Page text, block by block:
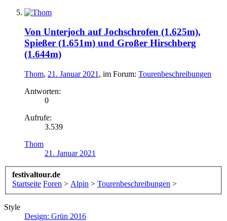
Von Unterjoch auf Jochschrofen (1.625m),
Spießer (1.651m) und Großer Hirschberg
(1.644m)
Thom, 21. Januar 2021 , im Forum: Tourenbeschreibungen
Antworten:
0
Aufrufe:
3.539
Thom
21. Januar 2021
festivaltour.de
Startseite Foren > Alpin > Tourenbeschreibungen >
Style
Design: Grün 2016